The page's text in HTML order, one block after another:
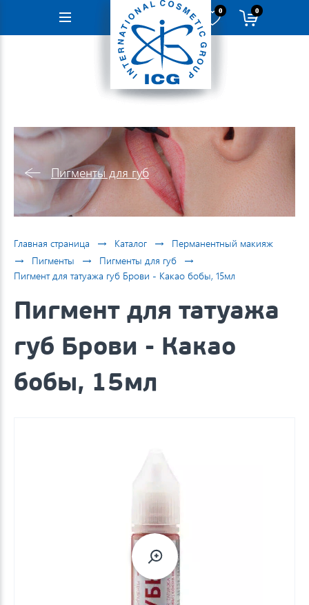
Навигация
0 0
Пигменты для губ
Главная страница → Каталог → Перманентный макияж
→ Пигменты → Пигменты для губ →
Пигмент для татуажа губ Брови - Какао бобы, 15мл
Пигмент для татуажа
губ Брови - Какао
бобы, 15мл